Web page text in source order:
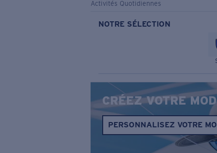
Activités Quotidiennes
NOTRE SÉLECTION
CRÉEZ VOTRE
PERSONNALISEZ VOTRE